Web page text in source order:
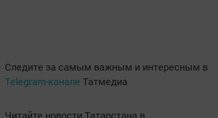
Следите за самым важным и интересным в
Telegram-канале Татмедиа
Читайте новости Татарстана в